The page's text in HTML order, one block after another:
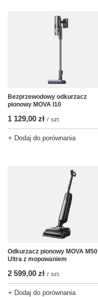
Bezprzewodowy odkurzacz
pionowy MOVA I10
1 129,00 zł / szt.
+ Dodaj do porównania
Odkurzacz pionowy MOVA M50
Ultra z mopowaniem
2 599,00 zł / szt.
+ Dodaj do porównania